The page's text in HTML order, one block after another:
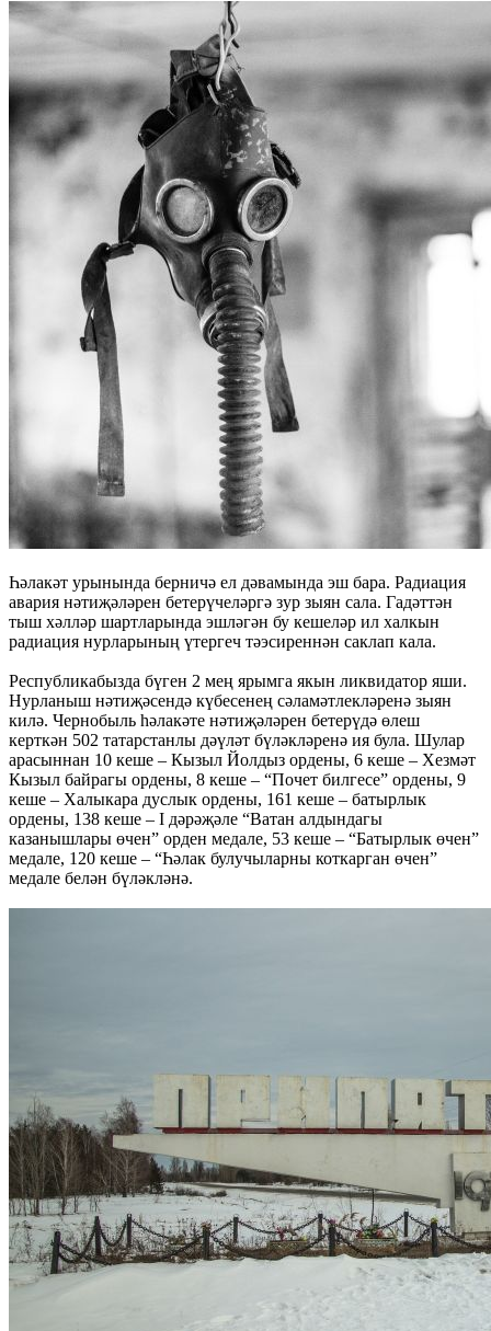
Һәлакәт урынында берничә ел дәвамында эш бара. Радиация
авария нәтиҗәләрен бетерүчеләргә зур зыян сала. Гадәттән
тыш хәлләр шартларында эшләгән бу кешеләр ил халкын
радиация нурларының үтергеч тәэсиреннән саклап кала.
Республикабызда бүген 2 мең ярымга якын ликвидатор яши.
Нурланыш нәтиҗәсендә күбесенең сәламәтлекләренә зыян
килә. Чернобыль һәлакәте нәтиҗәләрен бетерүдә өлеш
керткән 502 татарстанлы дәүләт бүләкләренә ия була. Шулар
арасыннан 10 кеше – Кызыл Йолдыз ордены, 6 кеше – Хезмәт
Кызыл байрагы ордены, 8 кеше – “Почет билгесе” ордены, 9
кеше – Халыкара дуслык ордены, 161 кеше – батырлык
ордены, 138 кеше – I дәрәҗәле “Ватан алдындагы
казанышлары өчен” орден медале, 53 кеше – “Батырлык өчен”
медале, 120 кеше – “Һәлак булучыларны коткарган өчен”
медале белән бүләкләнә.